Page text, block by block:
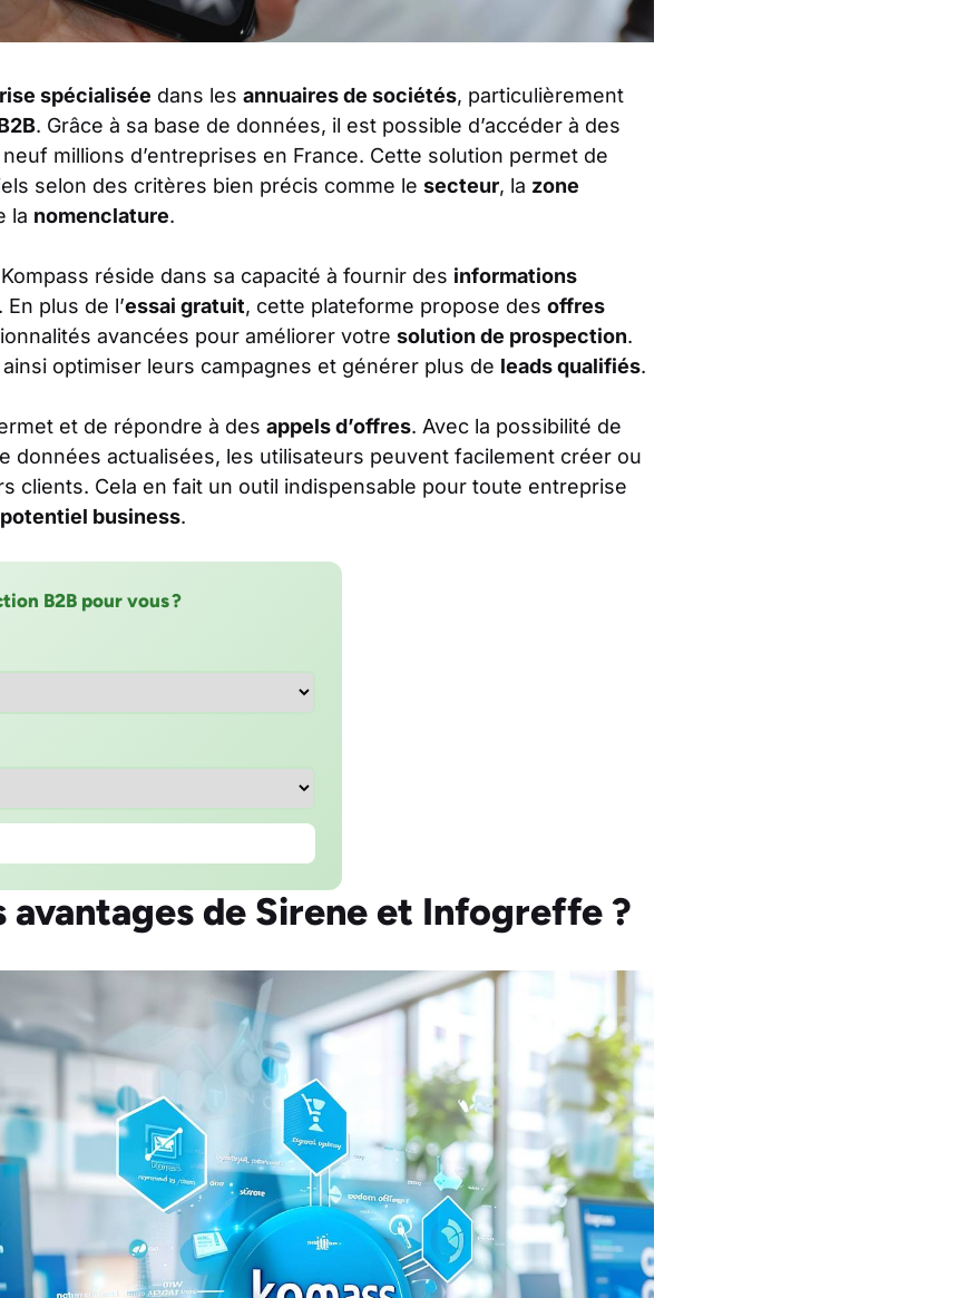
spécialisée dans les annuaires de sociétés, particulièrement
. Grâce à sa base de données, il est possible d’accéder à des
millions d’entreprises en France. Cette solution permet de
selon des critères bien précis comme le secteur, la zone
la nomenclature.
réside dans sa capacité à fournir des informations
plus de l’essai gratuit, cette plateforme propose des offres
avancées pour améliorer votre solution de prospection.
optimiser leurs campagnes et générer plus de leads qualifiés.
et de répondre à des appels d’offres. Avec la possibilité de
données actualisées, les utilisateurs peuvent facilement créer ou
clients. Cela en fait un outil indispensable pour toute entreprise
potentiel business.
B2B pour vous ?
avantages de Sirene et Infogreffe ?